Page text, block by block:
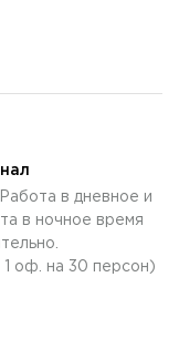
в дневное и
в ночное время
оф. на 30 персон)